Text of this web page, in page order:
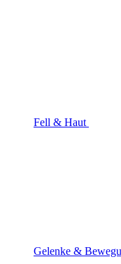
Fell & Haut
Gelenke &